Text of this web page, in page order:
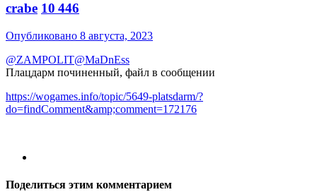
crabe 10 446
Опубликовано 8 августа, 2023
@ZAMPOLIT@MaDnEss
Плацдарм починенный, файл в сообщении
https://wogames.info/topic/5649-platsdarm/?
do=findComment&amp;comment=172176
Поделиться этим комментарием